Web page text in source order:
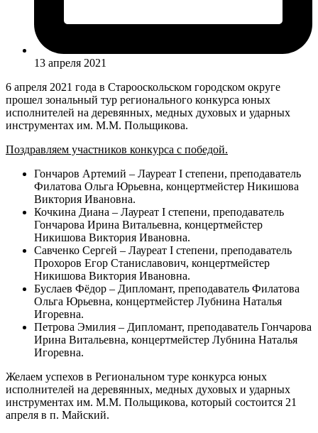
13 апреля 2021
6 апреля 2021 года в Старооскольском городском округе
прошел зональный тур регионального конкурса юных
исполнителей на деревянных, медных духовых и ударных
инструментах им. М.М. Польщикова.
Поздравляем участников конкурса с победой.
Гончаров Артемий – Лауреат I степени, преподаватель
Филатова Ольга Юрьевна, концертмейстер Никишова
Виктория Ивановна.
Кочкина Диана – Лауреат I степени, преподаватель
Гончарова Ирина Витальевна, концертмейстер
Никишова Виктория Ивановна.
Савченко Сергей – Лауреат I степени, преподаватель
Прохоров Егор Станиславович, концертмейстер
Никишова Виктория Ивановна.
Буслаев Фёдор – Дипломант, преподаватель Филатова
Ольга Юрьевна, концертмейстер Лубнина Наталья
Игоревна.
Петрова Эмилия – Дипломант, преподаватель Гончарова
Ирина Витальевна, концертмейстер Лубнина Наталья
Игоревна.
Желаем успехов в Региональном туре конкурса юных
исполнителей на деревянных, медных духовых и ударных
инструментах им. М.М. Польщикова, который состоится 21
апреля в п. Майский.